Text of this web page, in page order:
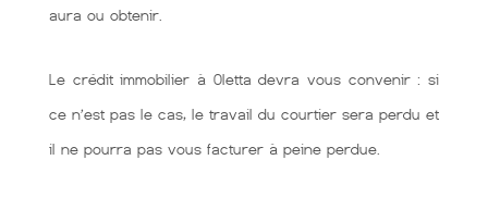
aura ou obtenir.
Le crédit immobilier à Oletta devra vous convenir : si
ce n’est pas le cas, le travail du courtier sera perdu et
il ne pourra pas vous facturer à peine perdue.